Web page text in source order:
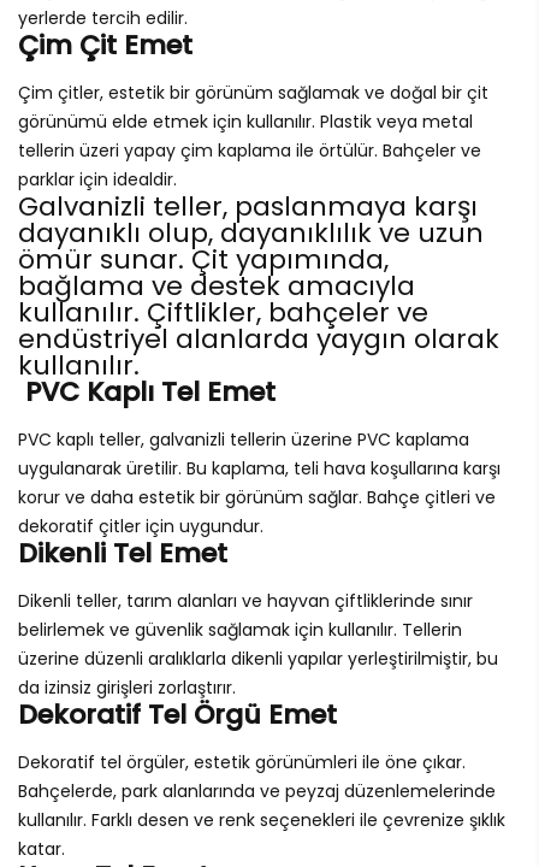
yerlerde tercih edilir.
Çim Çit Emet
Çim çitler, estetik bir görünüm sağlamak ve doğal bir çit
görünümü elde etmek için kullanılır. Plastik veya metal
tellerin üzeri yapay çim kaplama ile örtülür. Bahçeler ve
parklar için idealdir.
Galvanizli teller, paslanmaya karşı
dayanıklı olup, dayanıklılık ve uzun
ömür sunar. Çit yapımında,
bağlama ve destek amacıyla
kullanılır. Çiftlikler, bahçeler ve
endüstriyel alanlarda yaygın olarak
kullanılır.
PVC Kaplı Tel Emet
PVC kaplı teller, galvanizli tellerin üzerine PVC kaplama
uygulanarak üretilir. Bu kaplama, teli hava koşullarına karşı
korur ve daha estetik bir görünüm sağlar. Bahçe çitleri ve
dekoratif çitler için uygundur.
Dikenli Tel Emet
Dikenli teller, tarım alanları ve hayvan çiftliklerinde sınır
belirlemek ve güvenlik sağlamak için kullanılır. Tellerin
üzerine düzenli aralıklarla dikenli yapılar yerleştirilmiştir, bu
da izinsiz girişleri zorlaştırır.
Dekoratif Tel Örgü Emet
Dekoratif tel örgüler, estetik görünümleri ile öne çıkar.
Bahçelerde, park alanlarında ve peyzaj düzenlemelerinde
kullanılır. Farklı desen ve renk seçenekleri ile çevrenize şıklık
katar.